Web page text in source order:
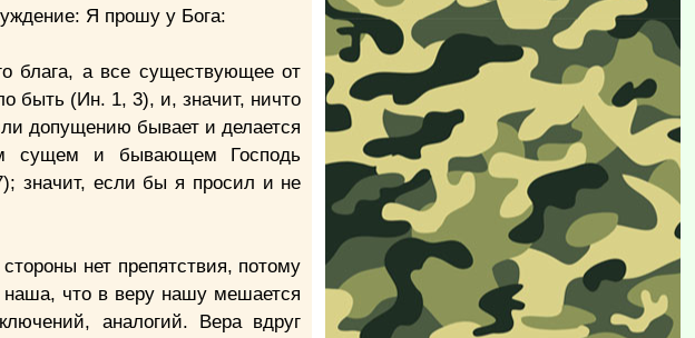
Я прошу у Бога:
блага, а все существующее от
быть (Ин. 1, 3), и, значит, ничто
допущению бывает и делается
сущем и бывающем Господь
значит, если бы я просил и не
нет препятствия, потому
что в веру нашу мешается
аналогий. Вера вдруг